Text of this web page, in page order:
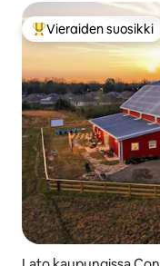
Vieraiden
Vieraiden suosikki